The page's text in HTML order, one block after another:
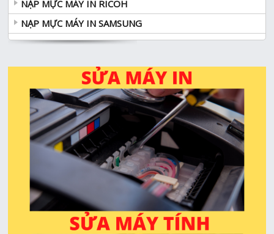
NẠP MỰC MÁY IN RICOH
NẠP MỰC MÁY IN SAMSUNG